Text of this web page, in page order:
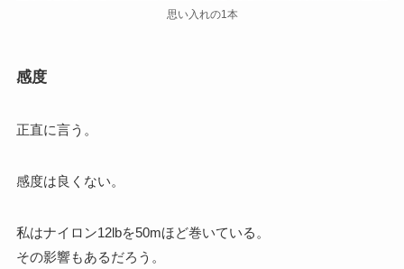
思い入れの1本
感度
正直に言う。
感度は良くない。
私はナイロン12lbを50mほど巻いている。
その影響もあるだろう。